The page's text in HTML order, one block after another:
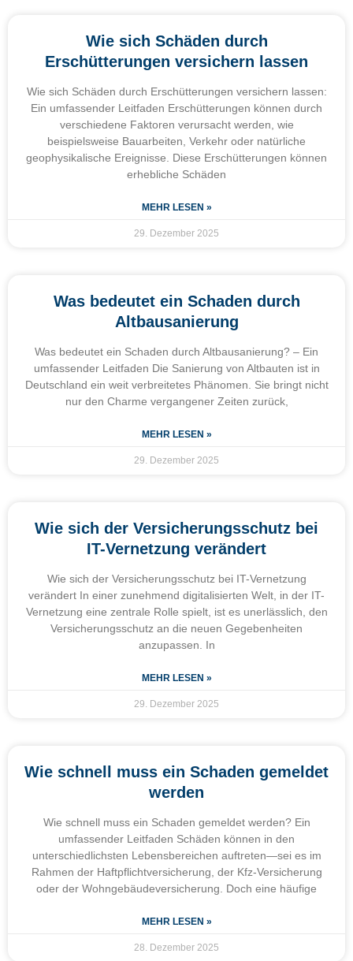
Wie sich Schäden durch
Erschütterungen versichern lassen
Wie sich Schäden durch Erschütterungen versichern lassen:
Ein umfassender Leitfaden Erschütterungen können durch
verschiedene Faktoren verursacht werden, wie
beispielsweise Bauarbeiten, Verkehr oder natürliche
geophysikalische Ereignisse. Diese Erschütterungen können
erhebliche Schäden
MEHR LESEN »
29. Dezember 2025
Was bedeutet ein Schaden durch
Altbausanierung
Was bedeutet ein Schaden durch Altbausanierung? – Ein
umfassender Leitfaden Die Sanierung von Altbauten ist in
Deutschland ein weit verbreitetes Phänomen. Sie bringt nicht
nur den Charme vergangener Zeiten zurück,
MEHR LESEN »
29. Dezember 2025
Wie sich der Versicherungsschutz bei
IT-Vernetzung verändert
Wie sich der Versicherungsschutz bei IT-Vernetzung
verändert In einer zunehmend digitalisierten Welt, in der IT-
Vernetzung eine zentrale Rolle spielt, ist es unerlässlich, den
Versicherungsschutz an die neuen Gegebenheiten
anzupassen. In
MEHR LESEN »
29. Dezember 2025
Wie schnell muss ein Schaden gemeldet
werden
Wie schnell muss ein Schaden gemeldet werden? Ein
umfassender Leitfaden Schäden können in den
unterschiedlichsten Lebensbereichen auftreten—sei es im
Rahmen der Haftpflichtversicherung, der Kfz-Versicherung
oder der Wohngebäudeversicherung. Doch eine häufige
MEHR LESEN »
28. Dezember 2025